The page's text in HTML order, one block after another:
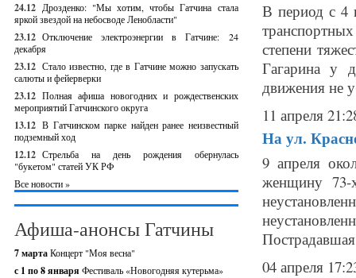
24.12 Дрозденко: "Мы хотим, чтобы Гатчина стала
яркой звездой на небосводе Ленобласти"
23.12 Отключение электроэнергии в Гатчине: 24
декабря
23.12 Стало известно, где в Гатчине можно запускать
салюты и фейерверки
23.12 Полная афиша новогодних и рождественских
мероприятий Гатчинского округа
13.12 В Гатчинском парке найден ранее неизвестный
подземный ход
12.12 Стрельба на день рождения обернулась
"букетом" статей УК РФ
Все новости »
Афиша-анонсы Гатчины
7 мартаКонцерт "Моя весна"
с 1 по 8 января Фестиваль «Новогодняя кутерьма»
В период с 4
степени
Гагарина у
движения не
11 апреля
На ул.
9 апреля
женщину 73-
04 апреля